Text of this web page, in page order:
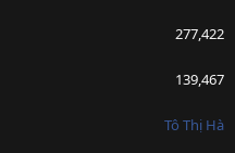
277,422
139,467
Tô Thị Hà